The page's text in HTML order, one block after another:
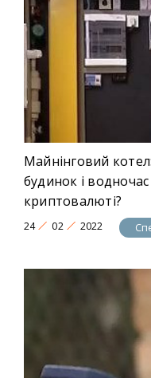
Майнінговий
будинок і
криптовалюті?
24 02 2022